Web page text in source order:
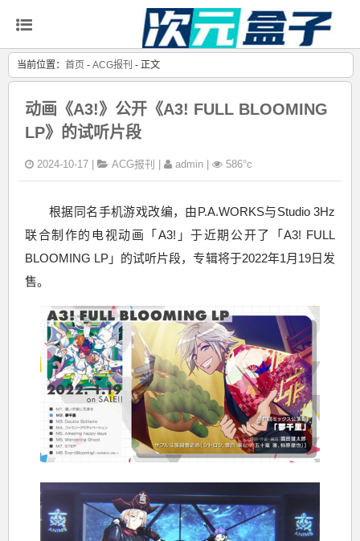
当前位置： 首页 - ACG报刊 - 正文
动画《A3!》公开《A3! FULL BLOOMING
LP》的试听片段
2024-10-17 | ACG报刊 admin | 586°c
根据同名手机游戏改编，由P.A.WORKS与Studio 3Hz
联合制作的电视动画「A3!」于近期公开了「A3! FULL
BLOOMING LP」的试听片段，专辑将于2022年1月19日发
售。